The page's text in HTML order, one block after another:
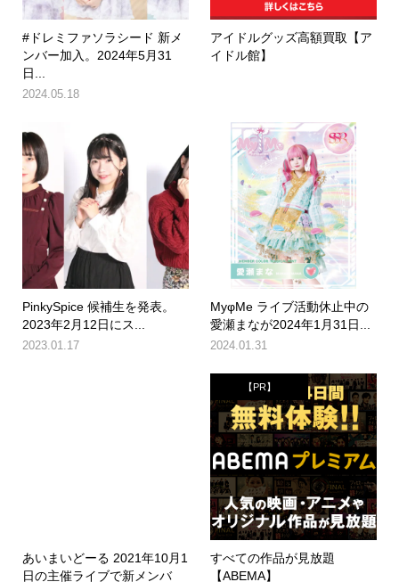
#ドレミファソラシード 新メ
ンバー加入。2024年5月31
日...
2024.05.18
アイドルグッズ高額買取【ア
イドル館】
PinkySpice 候補生を発表。
2023年2月12日にス...
2023.01.17
MyφMe ライブ活動休止中の
愛瀬まなが2024年1月31日...
2024.01.31
あいまいどーる 2021年10月1
日の主催ライブで新メンバ
【PR】
すべての作品が見放題
【ABEMA】